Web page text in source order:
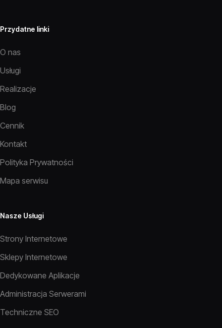
Przydatne linki
O nas
Usługi
Realizacje
Blog
Cennik
Kontakt
Polityka Prywatności
Mapa serwisu
Nasze Usługi
Strony Internetowe
Sklepy Internetowe
Dedykowane Aplikacje
Administracja Serwerami
Techniczne SEO